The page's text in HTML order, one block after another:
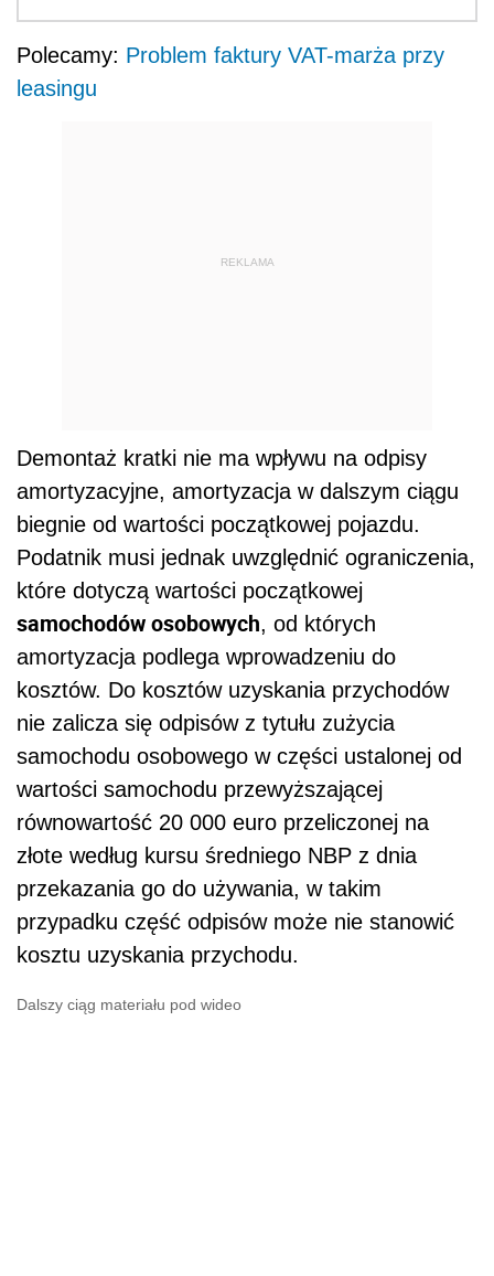
Polecamy: Problem faktury VAT-marża przy
leasingu
REKLAMA
Demontaż kratki nie ma wpływu na odpisy
amortyzacyjne, amortyzacja w dalszym ciągu
biegnie od wartości początkowej pojazdu.
Podatnik musi jednak uwzględnić ograniczenia,
które dotyczą wartości początkowej
samochodów osobowych, od których
amortyzacja podlega wprowadzeniu do
kosztów. Do kosztów uzyskania przychodów
nie zalicza się odpisów z tytułu zużycia
samochodu osobowego w części ustalonej od
wartości samochodu przewyższającej
równowartość 20 000 euro przeliczonej na
złote według kursu średniego NBP z dnia
przekazania go do używania, w takim
przypadku część odpisów może nie stanowić
kosztu uzyskania przychodu.
Dalszy ciąg materiału pod wideo